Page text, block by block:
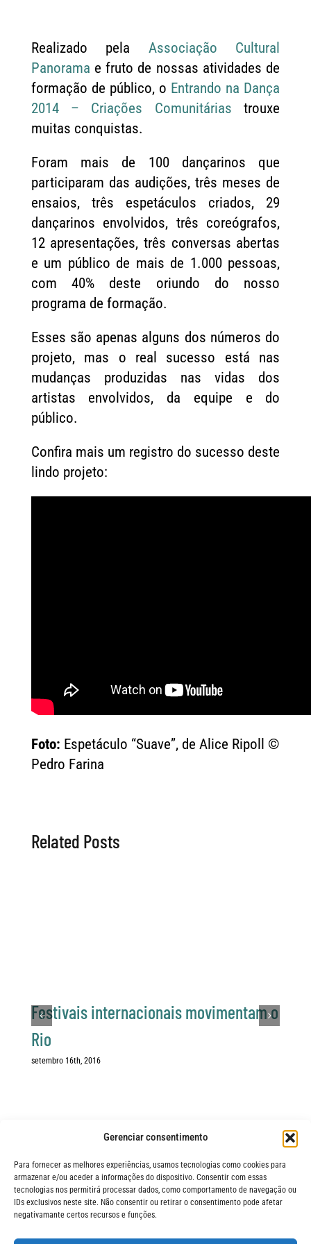
Gerenciar consentimento
Para fornecer as melhores experiências, usamos tecnologias como cookies para
armazenar e/ou aceder a informações do dispositivo. Consentir com essas
tecnologias nos permitirá processar dados, como comportamento de navegação ou
IDs exclusivos neste site. Não consentir ou retirar o consentimento pode afetar
negativamante certos recursos e funções.
Realizado pela Associação Cultural
Panorama e fruto de nossas atividades de
formação de público, o Entrando na Dança
2014 – Criações Comunitárias trouxe
muitas conquistas.
Foram mais de 100 dançarinos que
participaram das audições, três meses de
ensaios, três espetáculos criados, 29
dançarinos envolvidos, três coreógrafos,
12 apresentações, três conversas abertas
e um público de mais de 1.000 pessoas,
com 40% deste oriundo do nosso
programa de formação.
Esses são apenas alguns dos números do
projeto, mas o real sucesso está nas
mudanças produzidas nas vidas dos
artistas envolvidos, da equipe e do
público.
Confira mais um registro do sucesso deste
lindo projeto:
Foto: Espetáculo “Suave”, de Alice Ripoll ©
Pedro Farina
Related Posts
Festivais internacionais movimentam o
Rio
setembro 16th, 2016